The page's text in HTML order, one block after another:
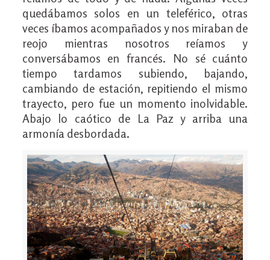
quedábamos solos en un teleférico, otras
veces íbamos acompañados y nos miraban de
reojo mientras nosotros reíamos y
conversábamos en francés. No sé cuánto
tiempo tardamos subiendo, bajando,
cambiando de estación, repitiendo el mismo
trayecto, pero fue un momento inolvidable.
Abajo lo caótico de La Paz y arriba una
armonía desbordada.